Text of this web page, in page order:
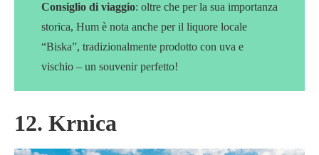
Consiglio di viaggio: oltre che per la sua importanza
storica, Hum è nota anche per il liquore locale
“Biska”, tradizionalmente prodotto con uva e
vischio – un souvenir perfetto!
12. Krnica